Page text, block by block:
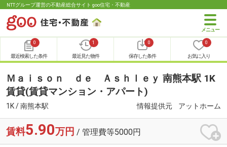
NTTグループ運営の不動産総合サイト goo住宅・不動産
0
最近検索した条件
1
最近見た物件
0
保存した条件
0
お気に入り
Ｍａｉｓｏｎ ｄｅ Ａｓｈｌｅｙ 南熊本駅 1K
賃貸(賃貸マンション・アパート)
1K / 南熊本駅 情報提供元 アットホーム
賃料5.90万円 / 管理費等5000円